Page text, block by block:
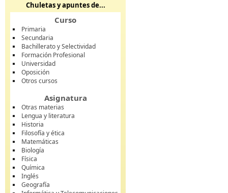
Chuletas y apuntes de...
Curso
Primaria
Secundaria
Bachillerato y Selectividad
Formación Profesional
Universidad
Oposición
Otros cursos
Asignatura
Otras materias
Lengua y literatura
Historia
Filosofía y ética
Matemáticas
Biología
Física
Química
Inglés
Geografía